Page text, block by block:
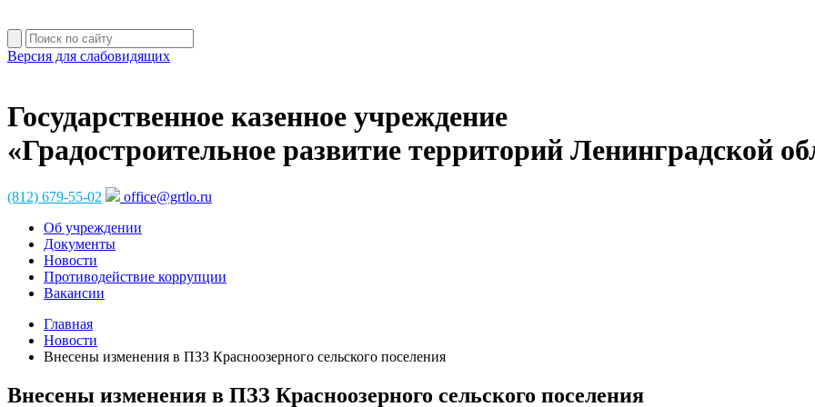
Версия для слабовидящих
Государственное казенное учреждение
«Градостроительное развитие территорий Ленинградской
(812) 679-55-02
office@grtlo.ru
Об учреждении
Документы
Новости
Противодействие коррупции
Вакансии
Главная
Новости
Внесены изменения в ПЗЗ Красноозерного сельского поселения
Внесены изменения в ПЗЗ Красноозерного сельского поселения